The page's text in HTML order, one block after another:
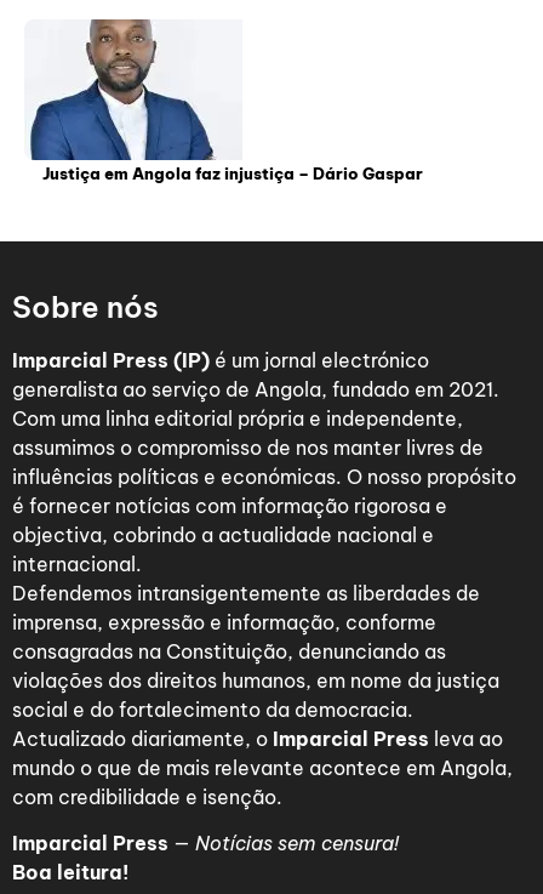
Justiça em Angola faz injustiça – Dário Gaspar
Sobre nós
Imparcial Press (IP) é um jornal electrónico
generalista ao serviço de Angola, fundado em 2021.
Com uma linha editorial própria e independente,
assumimos o compromisso de nos manter livres de
influências políticas e económicas. O nosso propósito
é fornecer notícias com informação rigorosa e
objectiva, cobrindo a actualidade nacional e
internacional.
Defendemos intransigentemente as liberdades de
imprensa, expressão e informação, conforme
consagradas na Constituição, denunciando as
violações dos direitos humanos, em nome da justiça
social e do fortalecimento da democracia.
Actualizado diariamente, o Imparcial Press leva ao
mundo o que de mais relevante acontece em Angola,
com credibilidade e isenção.
Imparcial Press — Notícias sem censura!
Boa leitura!